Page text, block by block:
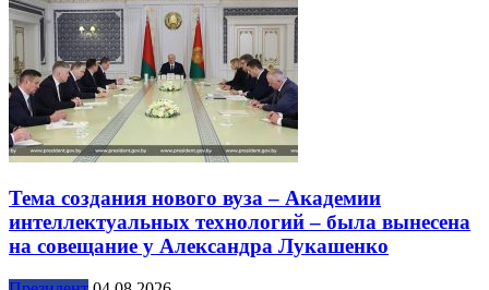
Тема создания нового вуза – Академии
интеллектуальных технологий – была вынесена
на совещание у Александра Лукашенко